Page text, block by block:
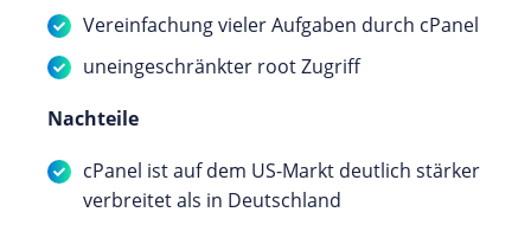
Vereinfachung vieler Aufgaben durch cPanel
uneingeschränkter root Zugriff
Nachteile
cPanel ist auf dem US-Markt deutlich stärker
verbreitet als in Deutschland